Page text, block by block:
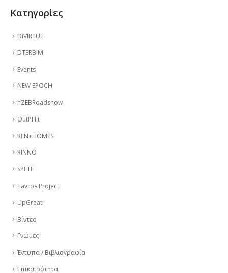
Kατηγορίες
DiVIRTUE
DTERBIM
Events
NEW EPOCH
nZEBRoadshow
OutPHit
REN+HOMES
RINNO
SPETE
Tavros Project
UpGreat
Βίντεο
Γνώμες
Έντυπα / Βιβλιογραφία
Επικαιρότητα